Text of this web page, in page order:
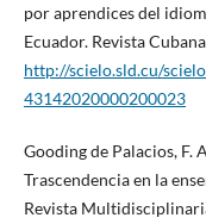
por aprendices del
Ecuador. Revista
http://scielo.sld.cu/
43142020000200023
Gooding de Palacios, F.
Trascendencia en la
Revista